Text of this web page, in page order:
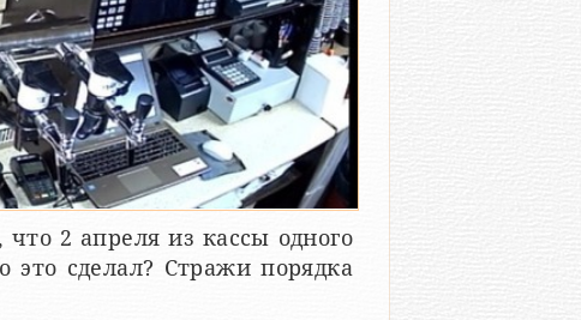
2 апреля из кассы одного
это сделал? Стражи порядка